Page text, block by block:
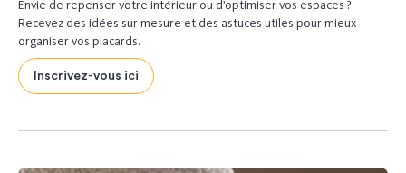
Envie de repenser votre intérieur ou d’optimiser vos espaces ?
Recevez des idées sur mesure et des astuces utiles pour mieux
organiser vos placards.
Inscrivez-vous ici